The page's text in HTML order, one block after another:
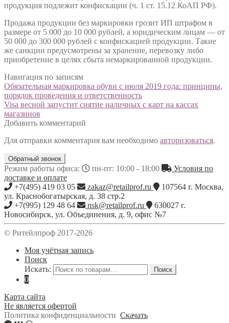
продукция подлежит конфискации (ч. 1 ст. 15.12 КоАП РФ).
Продажа продукции без маркировки грозит ИП штрафом в
размере от 5 000 до 10 000 рублей, а юридическим лицам — от
50 000 до 300 000 рублей с конфискацией продукции. Такие
же санкции предусмотрены за хранение, перевозку либо
приобретение в целях сбыта немаркированной продукции.
Навигация по записям
Обязательная маркировка обуви с июля 2019 года: принципы,
порядок проведения и ответственность
Visa весной запустит снятие наличных с карт на кассах
магазинов
Добавить комментарий
Для отправки комментария вам необходимо авторизоваться.
Обратный звонок
Режим работы офиса: пн-пт: 10:00 - 18:00
Условия по
доставке и оплате
+7(495) 419 03 05
zakaz@retailprof.ru 107564 г. Москва,
ул. Краснобогатырская, д. 38 стр.2
+7(995) 129 48 64
nsk@retailprof.ru 630027 г.
Новосибирск, ул. Объединения, д. 9, офис №7
© Ритейлпроф 2017-2026
Моя учётная запись
Поиск
Искать:
Поиск
0
Карта сайта
Не является офертой
Политика конфиденциальности Скачать